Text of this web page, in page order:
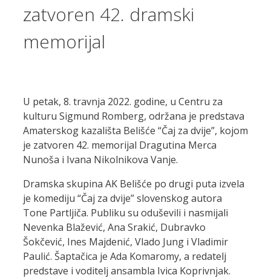
zatvoren 42. dramski
memorijal
U petak, 8. travnja 2022. godine, u Centru za
kulturu Sigmund Romberg, održana je predstava
Amaterskog kazališta Belišće “Čaj za dvije”, kojom
je zatvoren 42. memorijal Dragutina Merca
Nunoša i Ivana Nikolnikova Vanje.
Dramska skupina AK Belišće po drugi puta izvela
je komediju “Čaj za dvije” slovenskog autora
Tone Partljiča. Publiku su oduševili i nasmijali
Nevenka Blažević, Ana Srakić, Dubravko
Šokčević, Ines Majdenić, Vlado Jung i Vladimir
Paulić. Šaptačica je Ada Komaromy, a redatelj
predstave i voditelj ansambla Ivica Koprivnjak.